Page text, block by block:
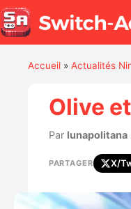
Accueil» Actualités
Olive
Par lunapolitana
PARTAGER X/